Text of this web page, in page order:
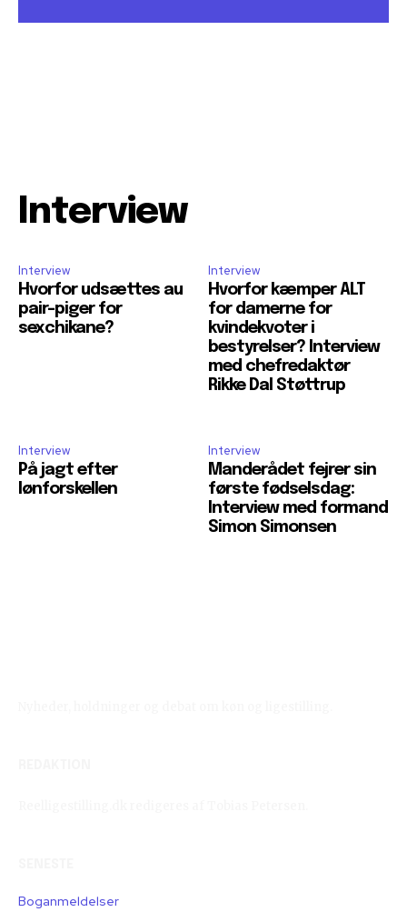
Interview
Interview
Hvorfor udsættes au
pair-piger for
sexchikane?
Interview
Hvorfor kæmper ALT
for damerne for
kvindekvoter i
bestyrelser? Interview
med chefredaktør
Rikke Dal Støttrup
Interview
På jagt efter
lønforskellen
Interview
Manderådet fejrer sin
første fødselsdag:
Interview med formand
Simon Simonsen
Boganmeldelser